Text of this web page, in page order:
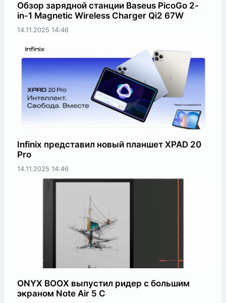
Обзор зарядной станции Baseus PicoGo 2-
in-1 Magnetic Wireless Charger Qi2 67W
14.11.2025 14:46
Infinix представил новый планшет XPAD 20
Pro
14.11.2025 14:46
ONYX BOOX выпустил ридер с большим
экраном Note Air 5 С